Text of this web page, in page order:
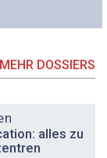
DOSSIERS
alles zu